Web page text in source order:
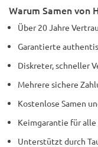
Warum Samen von
Über 20 Jahre
Garantierte
Diskreter, schneller
Mehrere sichere
Kostenlose Samen
Keimgarantie für
Unterstützt durch